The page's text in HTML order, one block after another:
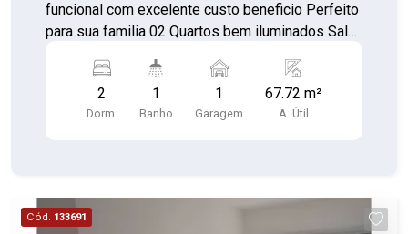
funcional com excelente custo beneficio Perfeito
para sua familia 02 Quartos bem iluminados Sala
Banheiro com box e gabinete Lavanderia
separada 01 Vaga de garagem Com portaria 24
horas, elevador, academia, piscina, salão de
2
Dorm.
1
Banho
1
Garagem
67.72 m²
A. Útil
Cód. 133691